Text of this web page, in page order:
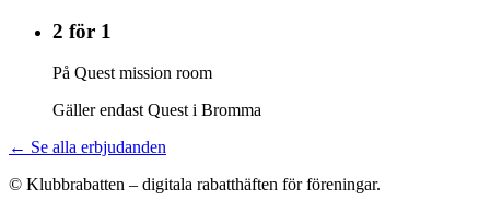
2 för 1
På Quest mission room
Gäller endast Quest i Bromma
← Se alla erbjudanden
© Klubbrabatten – digitala rabatthäften för föreningar.